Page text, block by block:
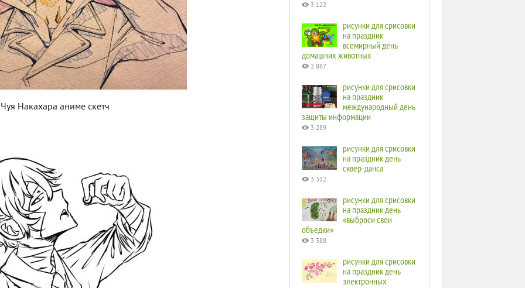
Чуя Накахара аниме скетч
3 122
рисунки для срисовки
на праздник
всемирный день
домашних животных
2 867
рисунки для срисовки
на праздник
международный день
защиты информации
3 289
рисунки для срисовки
на праздник день
сквер-данса
3 312
рисунки для срисовки
на праздник день
«выброси свои
объедки»
3 388
рисунки для срисовки
на праздник день
электронных